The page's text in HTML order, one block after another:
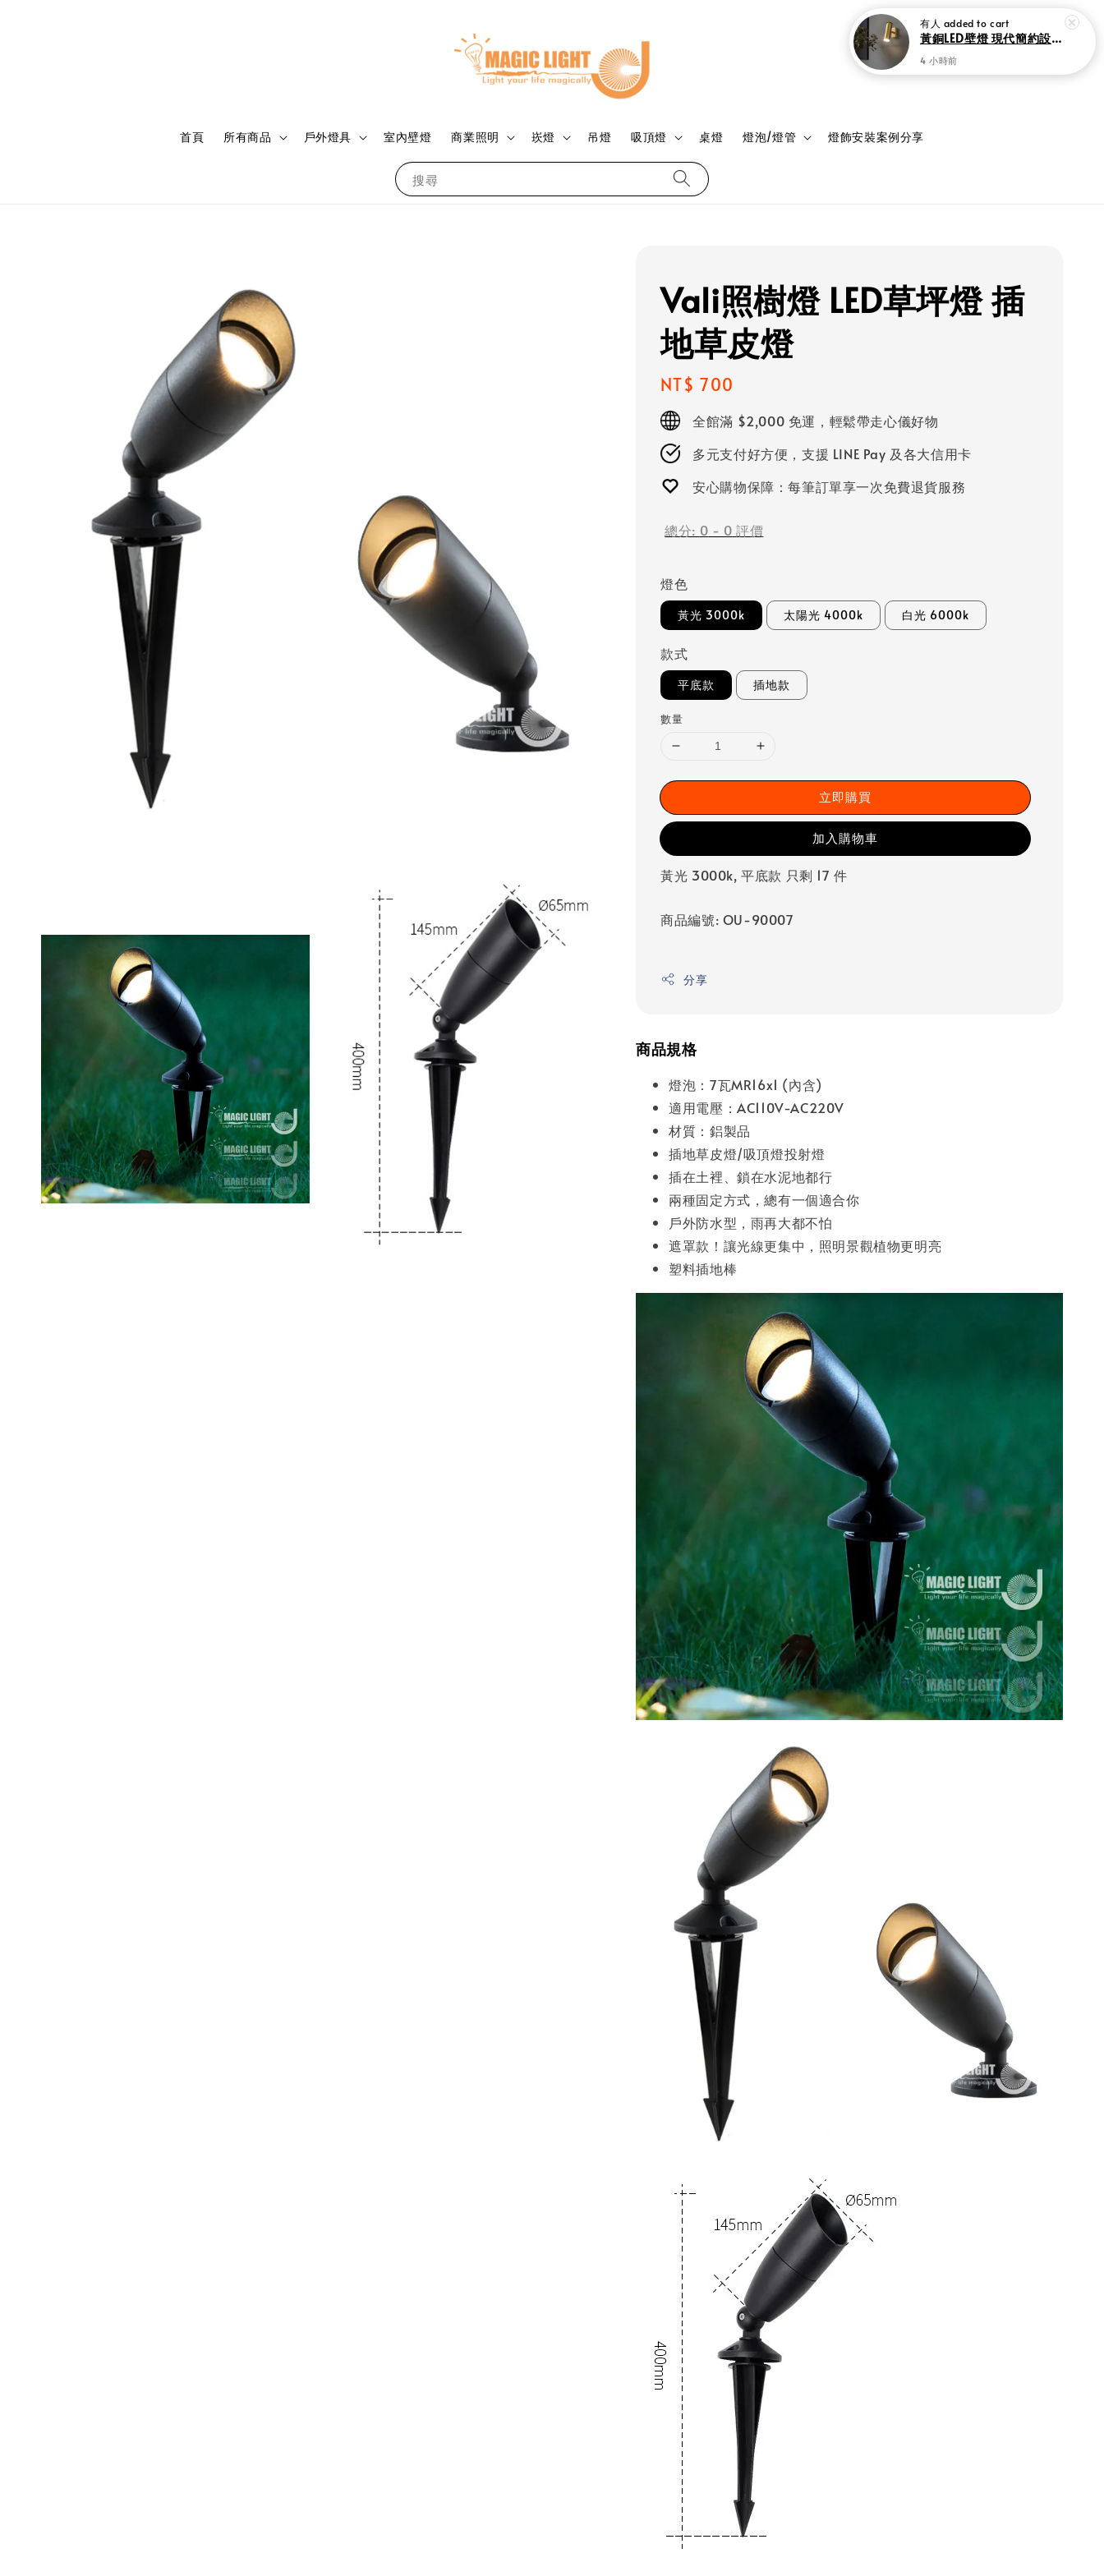
搜尋
首頁 所有商品 戶外燈具 室內壁燈 商業照明 崁燈 吊燈 吸頂燈 桌燈 燈泡/燈管 燈飾安裝案例分享
登入
Vali照樹燈 LED草坪燈 插
地草皮燈
Regular
price
NT$ 700
全館滿 $2,000 免運，輕鬆帶走心儀好物
多元支付好方便，支援 LINE Pay 及各大信用卡
安心購物保障：每筆訂單享一次免費退貨服務
總分: 0 - 0 評價
燈色
黃光 3000k 太陽光 4000k 白光 6000k
款式
平底款 插地款
數量
立即購買
加入購物車
黃光 3000k, 平底款 只剩 17 件
商品編號: OU-90007
分享
商品規格
燈泡：7瓦MR16x1 (內含)
適用電壓：AC110V-AC220V
材質：鋁製品
插地草皮燈/吸頂燈投射燈
插在土裡、鎖在水泥地都行
兩種固定方式，總有一個適合你
戶外防水型，雨再大都不怕
遮罩款！讓光線更集中，照明景觀植物更明亮
塑料插地棒